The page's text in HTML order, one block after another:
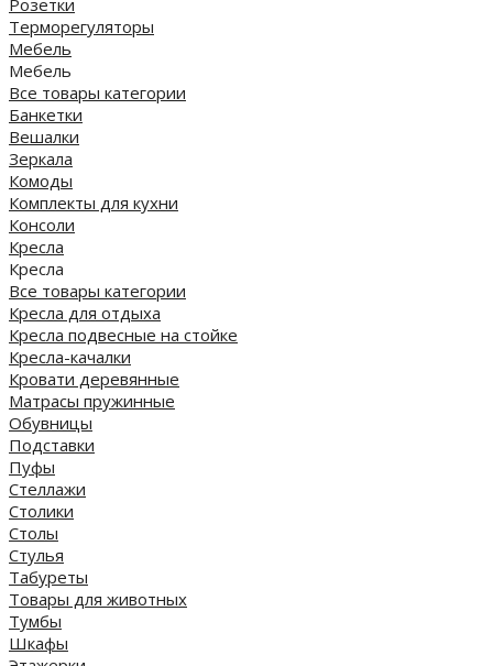
Розетки
Терморегуляторы
Мебель
Мебель
Все товары категории
Банкетки
Вешалки
Зеркала
Комоды
Комплекты для кухни
Консоли
Кресла
Кресла
Все товары категории
Кресла для отдыха
Кресла подвесные на стойке
Кресла-качалки
Кровати деревянные
Матрасы пружинные
Обувницы
Подставки
Пуфы
Стеллажи
Столики
Столы
Стулья
Табуреты
Товары для животных
Тумбы
Шкафы